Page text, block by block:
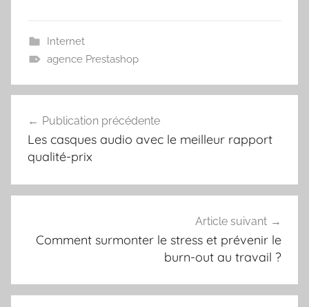
Internet
agence Prestashop
de
l’article
Publication précédente
Les casques audio avec le meilleur rapport
qualité-prix
Article suivant
Comment surmonter le stress et prévenir le
burn-out au travail ?